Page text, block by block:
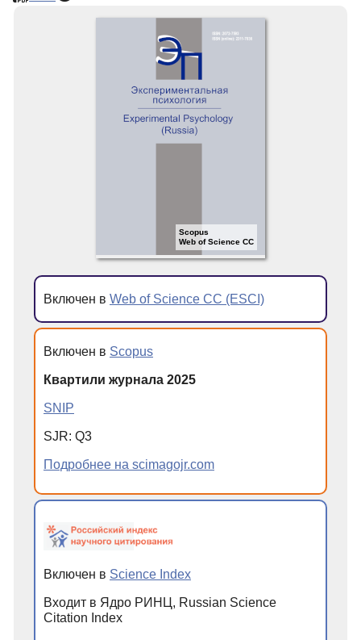
Scopus
Web of Science CC
Включен в Web of Science CC (ESCI)
Включен в Scopus
Квартили журнала 2025
SNIP
SJR: Q3
Подробнее на scimagojr.com
Включен в Science Index
Входит в Ядро РИНЦ, Russian Science
Citation Index